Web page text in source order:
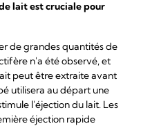
lait est cruciale pour
de grandes quantités de
n'a été observé, et
peut être extraite avant
utilisera au départ une
l'éjection du lait. Les
éjection rapide